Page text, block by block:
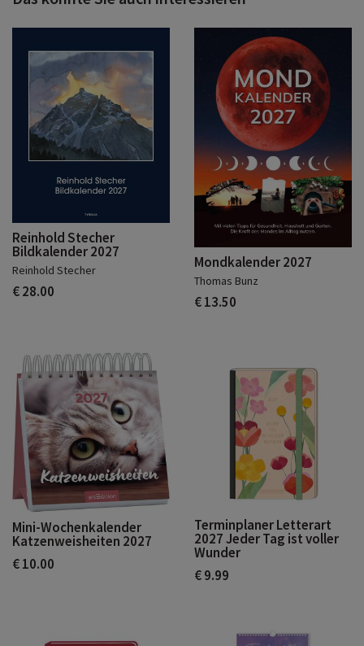
Reinhold Stecher
Bildkalender 2027
Reinhold Stecher
€ 28.00
Mondkalender 2027
Thomas Bunz
€ 13.50
Mini-Wochenkalender
Katzenweisheiten 2027
€ 10.00
Terminplaner Letterart
2027 Jeder Tag ist voller
Wunder
€ 9.99